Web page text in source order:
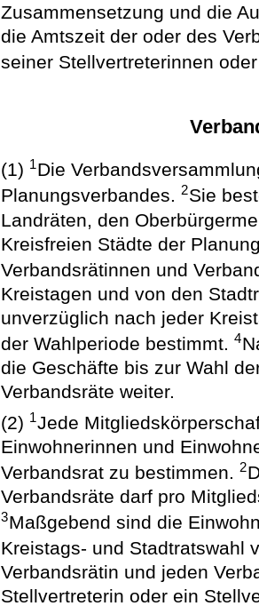
Zusammensetzung und die
die Amtszeit der oder des
seiner Stellvertreterinnen
(1) 1Die
Planungsverbandes.2Sie
Landräten, den
Kreisfreien Städte der
Verbandsrätinnen und
Kreistagen und von den
unverzüglich nach jeder
der Wahlperiode bestimmt.4
die Geschäfte bis zur Wahl
Verbandsräte weiter.
(2) 1Jede
Einwohnerinnen und
Verbandsrat zu bestimmen.2
Verbandsräte darf pro
3Maßgebend sind die
Kreistags- und Stadtratswahl
Verbandsrätin und jeden
Stellvertreterin oder ein